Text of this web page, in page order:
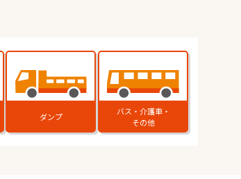
ダンプ
バス・介護車・
その他